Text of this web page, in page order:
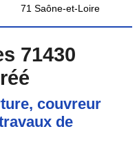
71 Saône-et-Loire
71430
couvreur
de